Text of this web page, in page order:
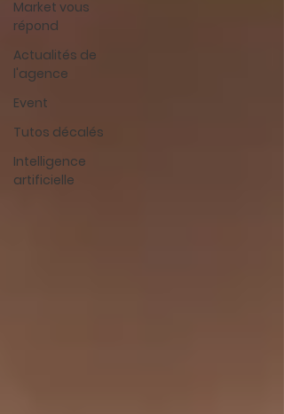
Market vous
répond
Actualités de
l'agence
Event
Tutos décalés
Intelligence
artificielle